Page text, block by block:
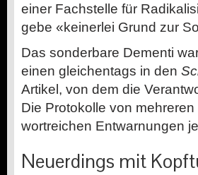
einer Fachstelle für
gebe «keinerlei Grund zur
Das sonderbare Dementi
einen gleichentags in den
Artikel, von dem die
Die Protokolle von
wortreichen Ent­warnungen
Neuerdings mit